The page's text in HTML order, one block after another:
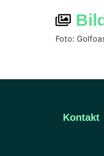
Foto:
Kontakt